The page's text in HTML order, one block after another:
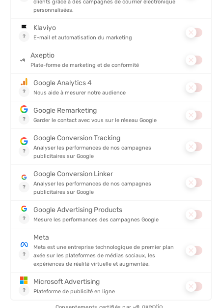
PATAGONIA
CAPUCHE HOMME
EN STOCK - EXPÉDIÉ EN 24/48H
249,00 €
PATAGONIA
AVIS
DOUDOUNE À CAPUCHE DOWN SWEATER HOMME
5/5(4 avis)
THOMAS
Taille correctement et légère et chaude , me convient
parfaitement
BRUNO 19/03/2025